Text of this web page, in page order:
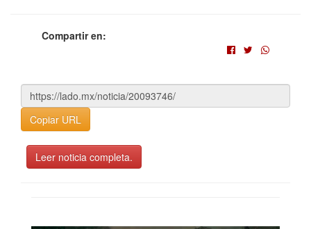
Compartir en:
Copiar URL
Leer noticia completa.